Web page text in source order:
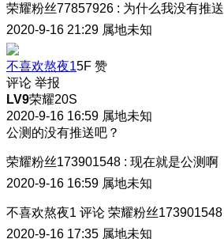
荣耀粉丝77857926 : 为什么我没有推送
2020-9-16 21:29 属地未知
不喜欢熬夜15F 赞
评论 举报
LV9荣耀20S
2020-9-16 16:59 属地未知
公测的没有推送吧？
荣耀粉丝173901548 : 现在就是公测啊
2020-9-16 16:59 属地未知
不喜欢熬夜1 评论 荣耀粉丝173901548
2020-9-16 17:35 属地未知